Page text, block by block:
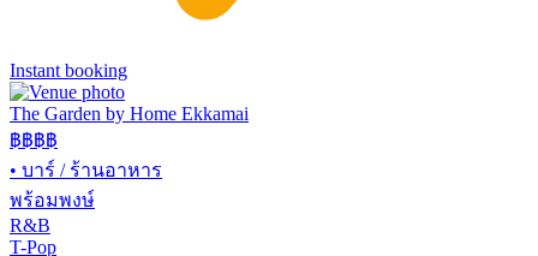
Instant booking
The Garden by Home Ekkamai
฿฿฿฿
• บาร์ / ร้านอาหาร
พร้อมพงษ์
R&B
T-Pop